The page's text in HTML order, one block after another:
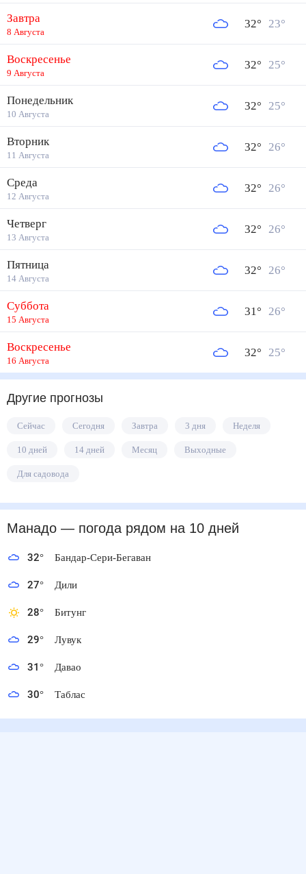
Завтра
8 Августа
32° 23°
Воскресенье
9 Августа
32° 25°
Понедельник
10 Августа
32° 25°
Вторник
11 Августа
32° 26°
Среда
12 Августа
32° 26°
Четверг
13 Августа
32° 26°
Пятница
14 Августа
32° 26°
Суббота
15 Августа
31° 26°
Воскресенье
16 Августа
32° 25°
Другие прогнозы
Сейчас Сегодня Завтра 3 дня Неделя
10 дней 14 дней Месяц Выходные
Для садовода
Манадо — погода рядомна 10 дней
32° Бандар-Сери-Бегаван
27° Дили
28° Битунг
29° Лувук
31° Давао
30° Таблас